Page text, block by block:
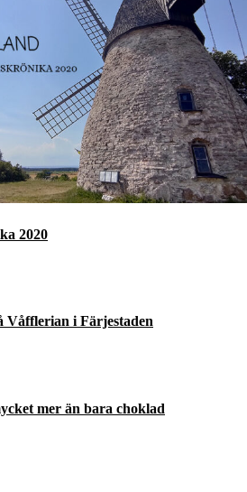
2020
i Färjestaden
mer än bara choklad